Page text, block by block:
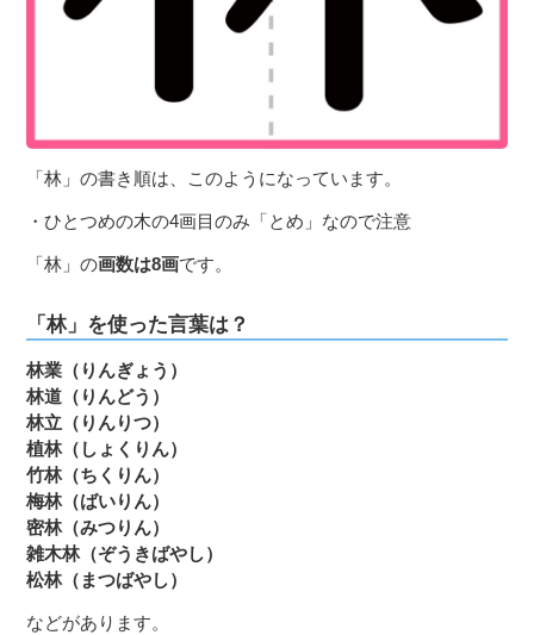
「林」の書き順は、このようになっています。
・ひとつめの木の4画目のみ「とめ」なので注意
「林」の画数は8画です。
「林」を使った言葉は？
林業（りんぎょう）
林道（りんどう）
林立（りんりつ）
植林（しょくりん）
竹林（ちくりん）
梅林（ばいりん）
密林（みつりん）
雑木林（ぞうきばやし）
松林（まつばやし）
などがあります。